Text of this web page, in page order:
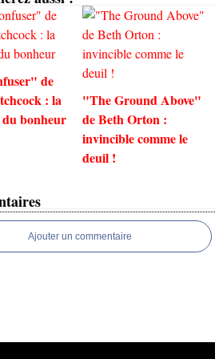
de
: la
bonheur
"The Ground Above"
de Beth Orton :
invincible comme le
deuil !
Ajouter un commentaire